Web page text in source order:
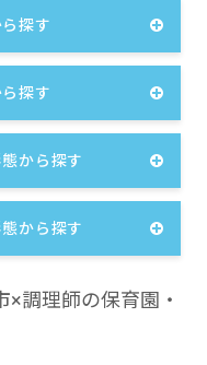
探す
探す
から探す
から探す
×調理師の保育園・